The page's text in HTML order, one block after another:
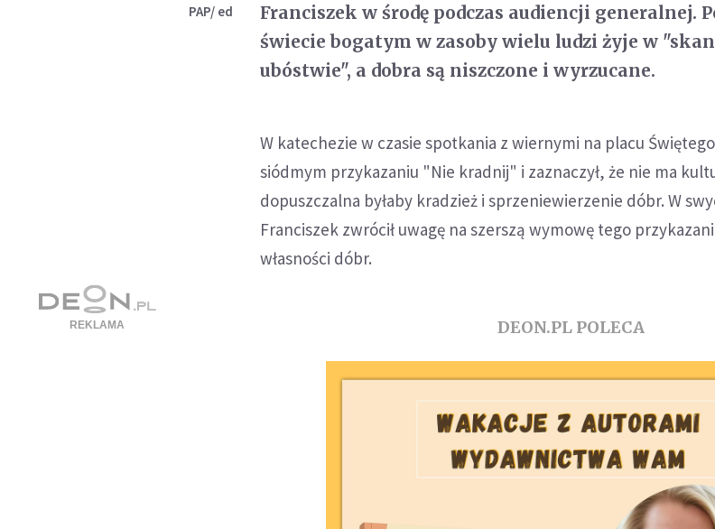
PAP/ ed
Franciszek w środę podczas audiencji generalnej.
świecie bogatym w zasoby wielu ludzi żyje w
ubóstwie", a dobra są niszczone i wyrzucane.
W katechezie w czasie spotkania z wiernymi na placu
siódmym przykazaniu "Nie kradnij" i zaznaczył, że nie ma
dopuszczalna byłaby kradzież i sprzeniewierzenie dóbr. W
Franciszek zwrócił uwagę na szerszą wymowę tego
własności dóbr.
DEON.PL POLECA